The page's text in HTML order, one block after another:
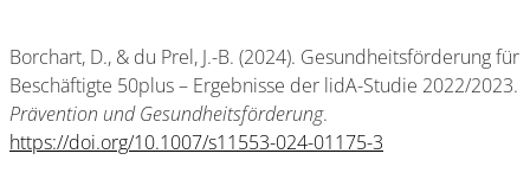
Borchart, D., & du Prel, J.-B. (2024). Gesundheitsförderung für
Beschäftigte 50plus – Ergebnisse der lidA-Studie 2022/2023.
Prävention und Gesundheitsförderung.
https://doi.org/10.1007/s11553-024-01175-3